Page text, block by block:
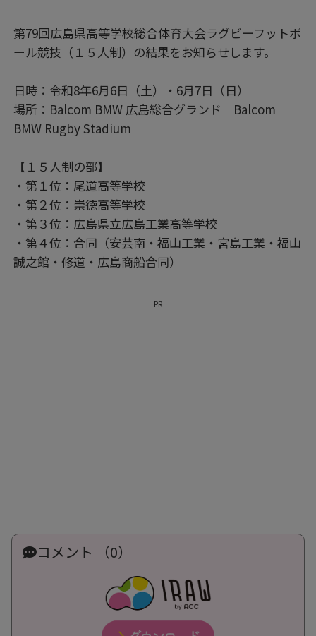
第79回広島県高等学校総合体育大会ラグビーフットボ
ール競技（１５人制）の結果をお知らせします。
日時：令和8年6月6日（土）・6月7日（日）
場所：Balcom BMW 広島総合グランド Balcom
BMW Rugby Stadium
【１５人制の部】
・第１位：尾道高等学校
・第２位：崇徳高等学校
・第３位：広島県立広島工業高等学校
・第４位：合同（安芸南・福山工業・宮島工業・福山
誠之館・修道・広島商船合同）
PR
コメント （0）